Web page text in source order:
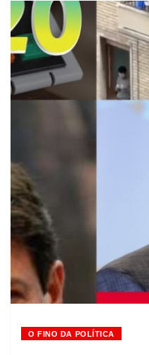
O FINO DA POLÍTICA